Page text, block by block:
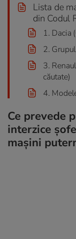
Lista de
din Codul
1. Dacia
2.
3.
căutate)
4.
Ce prevede
interzice
mașini